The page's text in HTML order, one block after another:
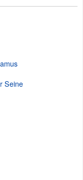
Seine